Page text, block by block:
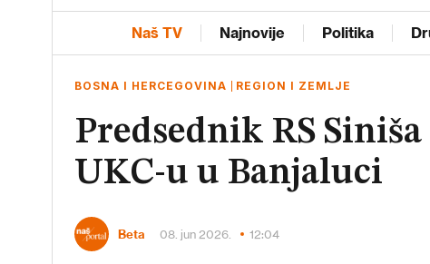
Naš TV Najnovije Politika
BOSNA I HERCEGOVINA REGION I ZEMLJE
Predsednik RS
UKC-u u Banjaluci
Beta 08. jun 2026. 12:04